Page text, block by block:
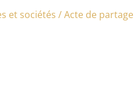
et sociétés /Acte de partage